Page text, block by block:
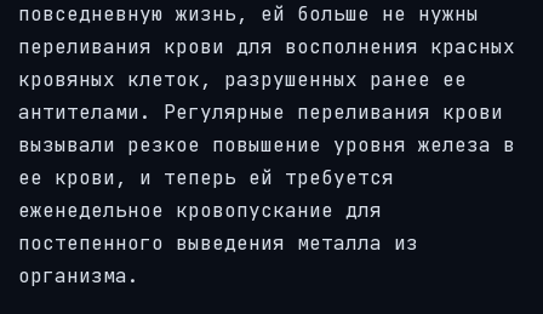
повседневную жизнь, ей больше не нужны
переливания крови для восполнения красных
кровяных клеток, разрушенных ранее ее
антителами. Регулярные переливания крови
вызывали резкое повышение уровня железа в
ее крови, и теперь ей требуется
еженедельное кровопускание для
постепенного выведения металла из
организма.